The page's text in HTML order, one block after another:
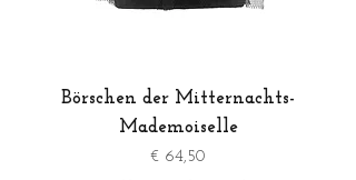
Börschen der Mitternachts-
Mademoiselle
Preis
€ 64,50